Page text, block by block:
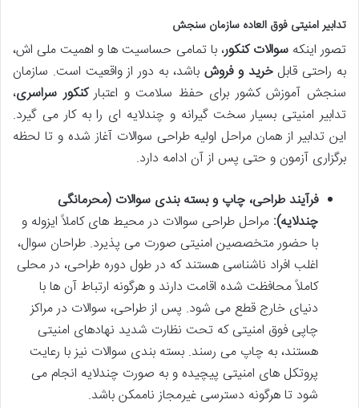
تدابیر امنیتی فوق العاده سازمان سنجش
تصور اینکهسوالات کنکور، با تمامی حساسیت ها و اهمیت ملی اش،
به راحتی قابلخرید و فروش باشد، به دور از واقعیت است. سازمان
سنجش آموزش کشور برای حفظ سلامت و اعتبارکنکور سراسری،
تدابیر امنیتی بسیار سخت گیرانه و چندلایه ای را به کار می گیرد.
این تدابیر از همان مراحل اولیه طراحی سوالات آغاز شده و تا لحظه
برگزاری آزمون و حتی پس از آن ادامه دارد.
فرآیند طراحی، چاپ و بسته بندی سوالات (محرمانگی
چندلایه): مراحل طراحی سوالات در محیط های کاملاً ایزوله و
با حضور متخصصین امنیتی صورت می پذیرد. طراحان سوال،
اغلب افراد ناشناسی هستند که در طول دوره طراحی، در محلی
کاملاً محافظت شده اقامت دارند و هرگونه ارتباط آن ها با
دنیای خارج قطع می شود. پس از طراحی، سوالات در مراکز
چاپی فوق امنیتی که تحت نظارت شدید نهادهای امنیتی
هستند، به چاپ می رسند. بسته بندی سوالات نیز با رعایت
پروتکل های امنیتی پیچیده و به صورت چندلایه انجام می
شود تا هرگونه دسترسی غیرمجاز ناممکن باشد.